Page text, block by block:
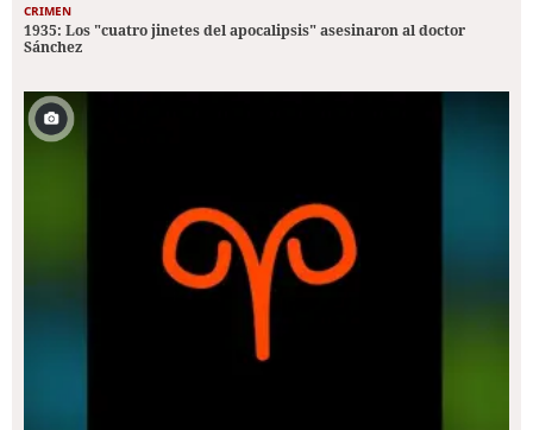
CRIMEN
1935: Los "cuatro jinetes del apocalipsis" asesinaron al doctor
Sánchez